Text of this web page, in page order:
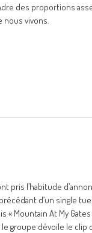
des proportions
nous vivons.
pris l’habitude
d’un single
« Mountain At My
le groupe dévoile le clip